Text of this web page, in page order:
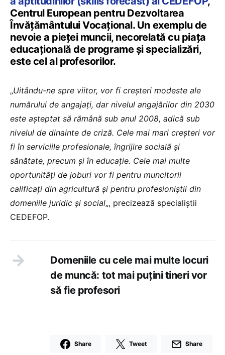
Centrul European pentru Dezvoltarea
Învăţământului Vocaţional. Un exemplu de
nevoie a pieţei muncii, necorelată cu piaţa
educaţională de programe şi specializări,
este cel al profesorilor.
„Uitându-ne spre viitor, vor fi creşteri modeste ale
numărului de angajaţi, dar nivelul angajărilor din 2030
este aşteptat să rămână sub anul 2008, adică sub
nivelul de dinainte de criză. Cele mai mari creşteri vor
fi în serviciile profesionale, îngrijire socială şi
sănătate, precum şi în educaţie. Cele mai multe
oportunităţi de joburi vor fi pentru muncitorii
calificaţi din agricultură şi pentru profesioniştii din
domeniile juridic şi social„, precizează specialiştii
CEDEFOP.
Domeniile cu cele mai multe locuri
de muncă: tot mai puţini tineri vor
să fie profesori
Share Tweet Share